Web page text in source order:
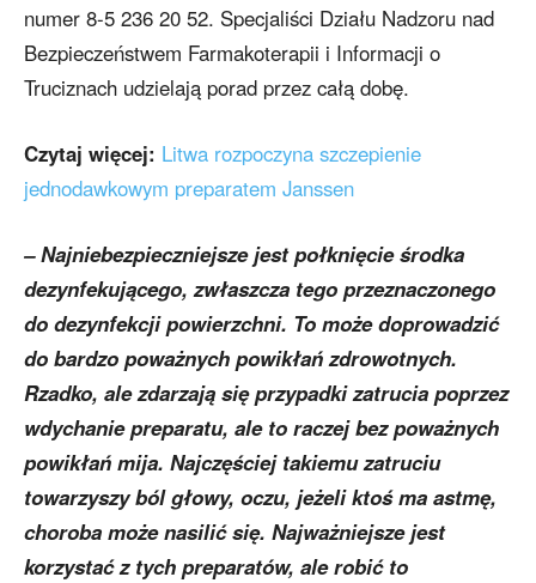
numer 8-5 236 20 52. Specjaliści Działu Nadzoru nad
Bezpieczeństwem Farmakoterapii i Informacji o
Truciznach udzielają porad przez całą dobę.
Czytaj więcej: Litwa rozpoczyna szczepienie
jednodawkowym preparatem Janssen
– Najniebezpieczniejsze jest połknięcie środka
dezynfekującego, zwłaszcza tego przeznaczonego
do dezynfekcji powierzchni. To może doprowadzić
do bardzo poważnych powikłań zdrowotnych.
Rzadko, ale zdarzają się przypadki zatrucia poprzez
wdychanie preparatu, ale to raczej bez poważnych
powikłań mija. Najczęściej takiemu zatruciu
towarzyszy ból głowy, oczu, jeżeli ktoś ma astmę,
choroba może nasilić się. Najważniejsze jest
korzystać z tych preparatów, ale robić to